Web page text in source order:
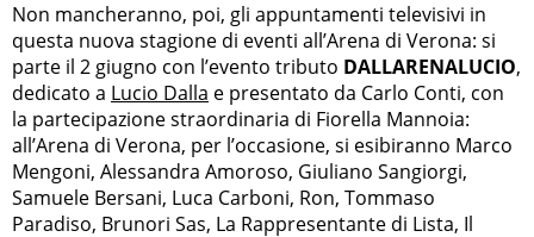
Non mancheranno, poi, gli appuntamenti televisivi in
questa nuova stagione di eventi all’Arena di Verona: si
parte il 2 giugno con l’evento tributo DALLARENALUCIO,
dedicato a Lucio Dalla e presentato da Carlo Conti, con
la partecipazione straordinaria di Fiorella Mannoia:
all’Arena di Verona, per l’occasione, si esibiranno Marco
Mengoni, Alessandra Amoroso, Giuliano Sangiorgi,
Samuele Bersani, Luca Carboni, Ron, Tommaso
Paradiso, Brunori Sas, La Rappresentante di Lista, Il